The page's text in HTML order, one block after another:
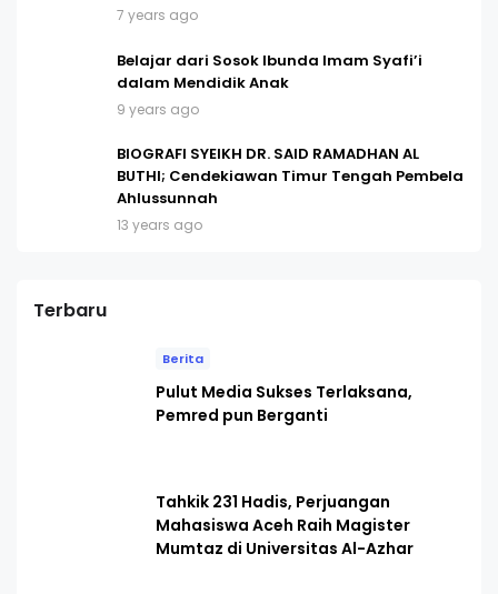
7 years ago
Belajar dari Sosok Ibunda Imam Syafi’i
dalam Mendidik Anak
9 years ago
BIOGRAFI SYEIKH DR. SAID RAMADHAN AL
BUTHI; Cendekiawan Timur Tengah Pembela
Ahlussunnah
13 years ago
Terbaru
Berita
Pulut Media Sukses Terlaksana,
Pemred pun Berganti
Tahkik 231 Hadis, Perjuangan
Mahasiswa Aceh Raih Magister
Mumtaz di Universitas Al-Azhar